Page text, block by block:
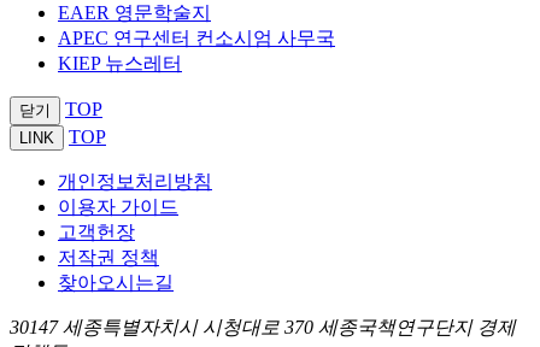
EAER 영문학술지
APEC 연구센터 컨소시엄 사무국
KIEP 뉴스레터
닫기 TOP
LINK TOP
개인정보처리방침
이용자 가이드
고객헌장
저작권 정책
찾아오시는길
30147 세종특별자치시 시청대로 370 세종국책연구단지 경제